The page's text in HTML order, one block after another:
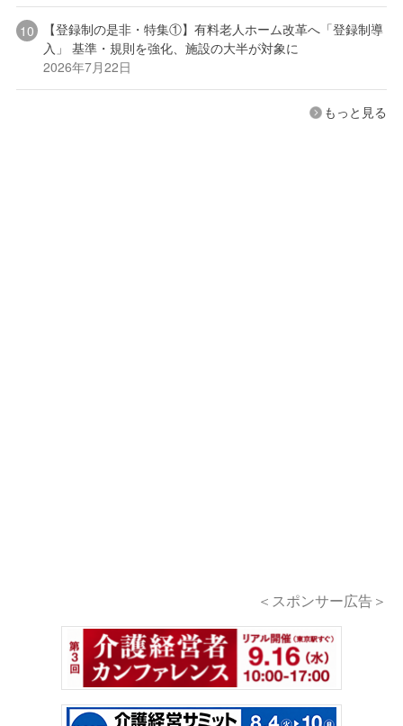
【登録制の是非・特集①】有料老人ホーム改革へ「登録制導
入」 基準・規則を強化、施設の大半が対象に
2026年7月22日
もっと見る
＜スポンサー広告＞